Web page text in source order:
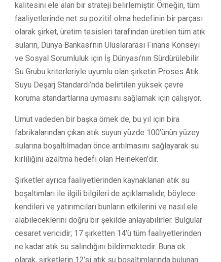
kalitesini ele alan bir strateji belirlemiştir. Örneğin, tüm
faaliyetlerinde net su pozitif olma hedefinin bir parçası
olarak şirket, üretim tesisleri tarafından üretilen tüm atık
suların, Dünya Bankası’nın Uluslararası Finans Konseyi
ve Sosyal Sorumluluk için İş Dünyası’nın Sürdürülebilir
Su Grubu kriterleriyle uyumlu olan şirketin Proses Atık
Suyu Deşarj Standardı’nda belirtilen yüksek çevre
koruma standartlarına uymasını sağlamak için çalışıyor.
Umut vadeden bir başka örnek de, bu yıl için bira
fabrikalarından çıkan atık suyun yüzde 100’ünün yüzey
sularına boşaltılmadan önce arıtılmasını sağlayarak su
kirliliğini azaltma hedefi olan Heineken’dir.
Şirketler ayrıca faaliyetlerinden kaynaklanan atık su
boşaltımları ile ilgili bilgileri de açıklamalıdır, böylece
kendileri ve yatırımcıları bunların etkilerini ve nasıl ele
alabileceklerini doğru bir şekilde anlayabilirler. Bulgular
cesaret vericidir; 17 şirketten 14’ü tüm faaliyetlerinden
ne kadar atık su salındığını bildirmektedir. Buna ek
olarak, şirketlerin 12’si atık su boşaltımlarında bulunan